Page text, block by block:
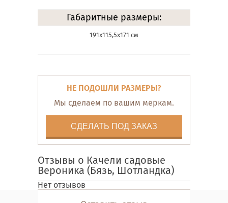
Габаритные размеры:
191х115,5х171 см
НЕ ПОДОШЛИ РАЗМЕРЫ?
Мы сделаем по вашим меркам.
СДЕЛАТЬ ПОД ЗАКАЗ
Отзывы о Качели садовые
Вероника (Бязь, Шотландка)
Нет отзывов